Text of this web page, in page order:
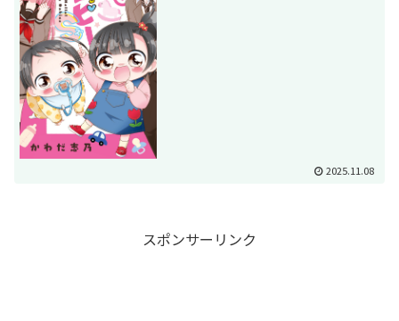
2025.11.08
スポンサーリンク